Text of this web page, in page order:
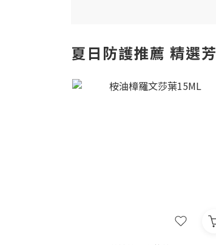
夏日防護推薦 精選